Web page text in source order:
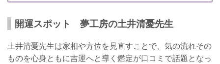
開運スポット 夢工房の土井清憂先生
土井清憂先生は家相や方位を見直すことで、気の流れその
ものを心身ともに吉運へと導く鑑定が口コミで話題となっ